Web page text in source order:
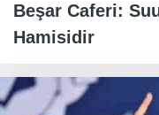
Beşar Caferi:
Hamisidir